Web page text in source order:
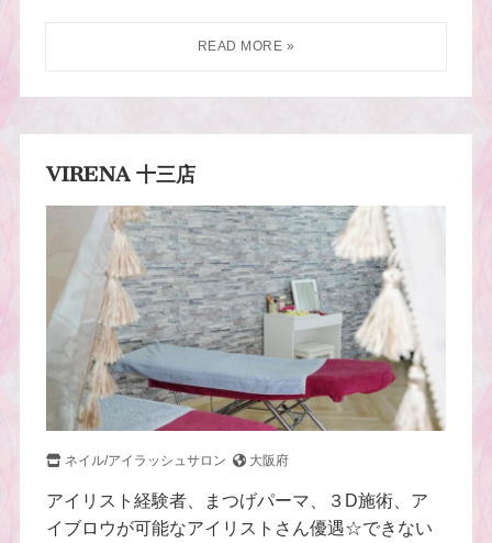
VIRENA 十三店
ネイル/アイラッシュサロン 大阪府
アイリスト経験者、まつげパーマ、３D施術、ア
イブロウが可能なアイリストさん優遇☆できない